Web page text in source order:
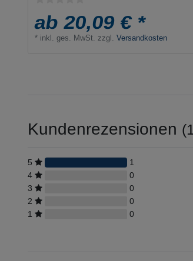
ab 20,09 € *
* inkl. ges. MwSt. zzgl.Versandkosten
Kundenrezensionen
5
1
4
0
3
0
2
0
1
0